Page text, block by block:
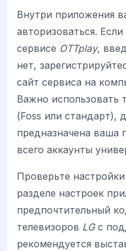
Внутри приложения
авторизоваться.
сервисе OTTplay,
нет,
сайт сервиса на
Важно использовать
(Foss или стандарт),
предназначена ваша
всего аккаунты
Проверьте
разделе настроек
предпочтительный
телевизоров LGс
рекомендуется